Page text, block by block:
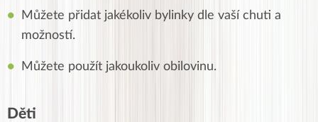
Můžete přidat jakékoliv bylinky dle vaší chuti a
možností.
Můžete použít jakoukoliv obilovinu.
Děti